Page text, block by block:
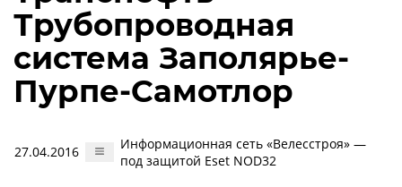
Трубопроводная
система Заполярье-
Пурпе-Самотлор
27.04.2016
Информационная сеть «Велесстроя» —
под защитой Eset NOD32